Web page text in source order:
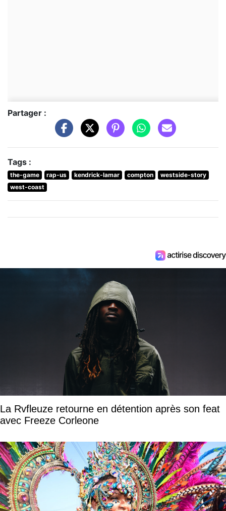
Partager :
Tags :
the-game rap-us kendrick-lamar compton
westside-story
west-coast
La Rvfleuze retourne en détention après son feat
avec Freeze Corleone